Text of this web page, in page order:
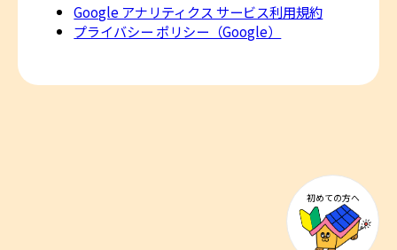
Google アナリティクス サービス利用規約
プライバシー ポリシー（Google）
初めての方へ